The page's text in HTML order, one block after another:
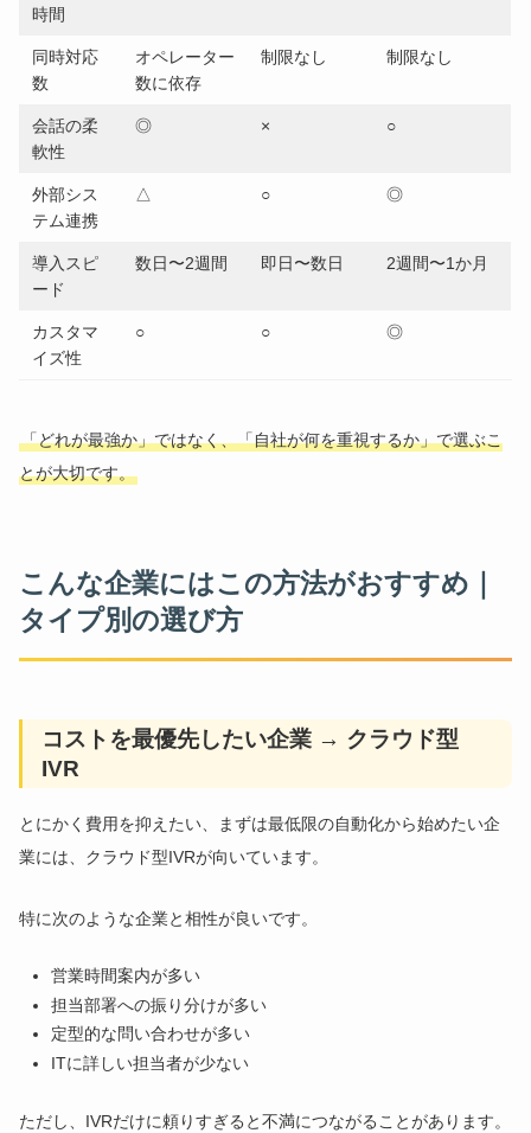
時間
同時対応
数
オペレーター
数に依存
制限なし 制限なし
会話の柔
軟性
◎ × ○
外部シス
テム連携
△ ○ ◎
導入スピ
ード
数日〜2週間 即日〜数日 2週間〜1か月
カスタマ
イズ性
○ ○ ◎
「どれが最強か」ではなく、「自社が何を重視するか」で選ぶこ
とが大切です。
こんな企業にはこの方法がおすすめ｜
タイプ別の選び方
コストを最優先したい企業 → クラウド型
IVR
とにかく費用を抑えたい、まずは最低限の自動化から始めたい企
業には、クラウド型IVRが向いています。
特に次のような企業と相性が良いです。
営業時間案内が多い
担当部署への振り分けが多い
定型的な問い合わせが多い
ITに詳しい担当者が少ない
ただし、IVRだけに頼りすぎると不満につながることがあります。